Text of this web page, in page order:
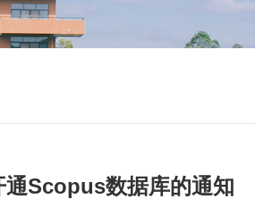
通Scopus数据库的通知